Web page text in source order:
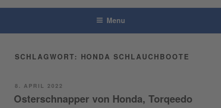
Menu
SCHLAGWORT: HONDA SCHLAUCHBOOTE
POSTED
ON
8. APRIL 2022
Osterschnapper von Honda, Torqeedo